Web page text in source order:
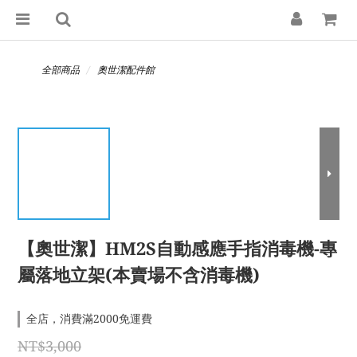
全部商品 奧世潔配件館
【奧世潔】HM2S自動感應手指消毒機-專
屬落地立架(本賣場不含消毒機)
全店，消費滿2000免運費
NT$3,000